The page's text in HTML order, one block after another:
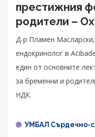
престижния
родители –
Д-р Пламен
ендокринолог в
един от основните
за бременни и
НДК.
УМБАЛ Сърдечно-